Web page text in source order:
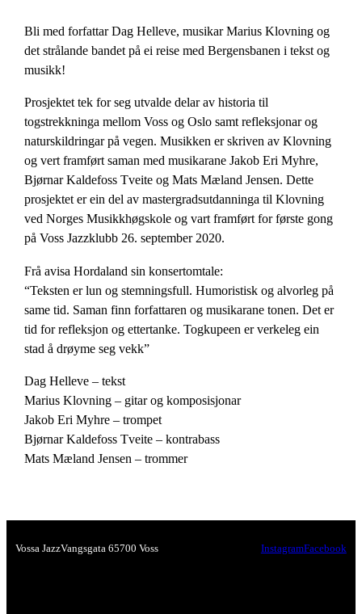
Bli med forfattar Dag Helleve, musikar Marius Klovning og
det strålande bandet på ei reise med Bergensbanen i tekst og
musikk!
Prosjektet tek for seg utvalde delar av historia til
togstrekkninga mellom Voss og Oslo samt refleksjonar og
naturskildringar på vegen. Musikken er skriven av Klovning
og vert framført saman med musikarane Jakob Eri Myhre,
Bjørnar Kaldefoss Tveite og Mats Mæland Jensen. Dette
prosjektet er ein del av mastergradsutdanninga til Klovning
ved Norges Musikkhøgskole og vart framført for første gong
på Voss Jazzklubb 26. september 2020.
Frå avisa Hordaland sin konsertomtale:
“Teksten er lun og stemningsfull. Humoristisk og alvorleg på
same tid. Saman finn forfattaren og musikarane tonen. Det er
tid for refleksjon og ettertanke. Togkupeen er verkeleg ein
stad å drøyme seg vekk”
Dag Helleve – tekst
Marius Klovning – gitar og komposisjonar
Jakob Eri Myhre – trompet
Bjørnar Kaldefoss Tveite – kontrabass
Mats Mæland Jensen – trommer
Vossa JazzVangsgata 65700 Voss InstagramFacebook